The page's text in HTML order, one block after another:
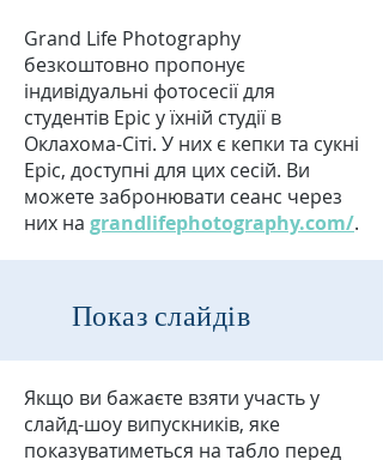
Grand Life Photography
безкоштовно пропонує
індивідуальні фотосесії для
студентів Epic у їхній студії в
Оклахома-Сіті. У них є кепки та сукні
Epic, доступні для цих сесій. Ви
можете забронювати сеанс через
них на grandlifephotography.com/.
Показ слайдів
Якщо ви бажаєте взяти участь у
слайд-шоу випускників, яке
показуватиметься на табло перед